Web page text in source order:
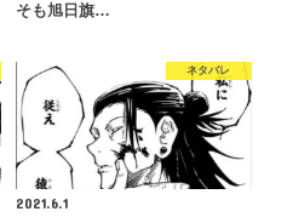
そも旭日旗…
ネタバレ
2021.6.1